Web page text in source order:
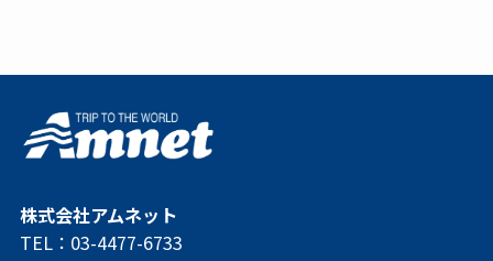
株式会社アムネット
TEL：03-4477-6733